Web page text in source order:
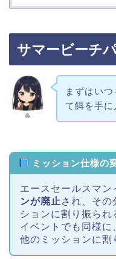
サマービーチ
奏
まずはい
て餌を手に
ミッション仕様の
エースセールスマン
ンが廃止 され、その
ションに割り振ら
イベントでも同様
他のミッションに割